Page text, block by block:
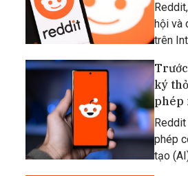
hội và
trên
lần
(IPO).
ký
phép
công
phép
tạo